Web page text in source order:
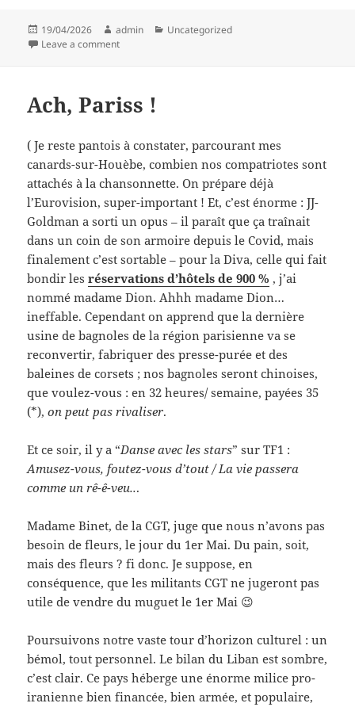
Posted
on
19/04/2026 Author
admin Categories
Uncategorized
Leave a commenton Avec des amuse-gueule et des glaçons
Ach, Pariss !
( Je reste pantois à constater, parcourant mes
canards-sur-Houèbe, combien nos compatriotes sont
attachés à la chansonnette. On prépare déjà
l’Eurovision, super-important ! Et, c’est énorme : JJ-
Goldman a sorti un opus – il paraît que ça traînait
dans un coin de son armoire depuis le Covid, mais
finalement c’est sortable – pour la Diva, celle qui fait
bondir lesréservations d’hôtels de 900 % , j’ai
nommé madame Dion. Ahhh madame Dion…
ineffable. Cependant on apprend que la dernière
usine de bagnoles de la région parisienne va se
reconvertir, fabriquer des presse-purée et des
baleines de corsets ; nos bagnoles seront chinoises,
que voulez-vous : en 32 heures/ semaine, payées 35
(*),on peut pas rivaliser.
Et ce soir, il y a “Danse avec les stars” sur TF1 :
Amusez-vous, foutez-vous d’tout / La vie passera
comme un rê-ê-veu...
Madame Binet, de la CGT, juge que nous n’avons pas
besoin de fleurs, le jour du 1er Mai. Du pain, soit,
mais des fleurs ? fi donc. Je suppose, en
conséquence, que les militants CGT ne jugeront pas
utile de vendre du muguet le 1er Mai 😉
Poursuivons notre vaste tour d’horizon culturel : un
bémol, tout personnel. Le bilan du Liban est sombre,
c’est clair. Ce pays héberge une énorme milice pro-
iranienne bien financée, bien armée, et populaire,